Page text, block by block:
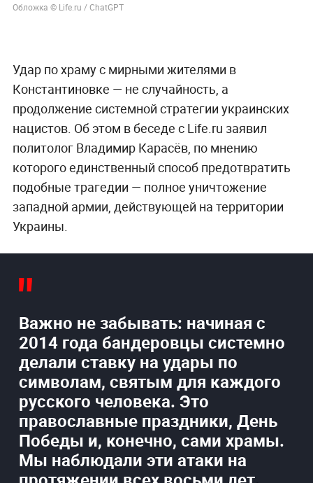
Обложка © Life.ru / ChatGPT
Удар по храму с мирными жителями в
Константиновке — не случайность, а
продолжение системной стратегии украинских
нацистов. Об этом в беседе с Life.ru заявил
политолог Владимир Карасёв, по мнению
которого единственный способ предотвратить
подобные трагедии — полное уничтожение
западной армии, действующей на территории
Украины.
Важно не забывать: начиная с
2014 года бандеровцы системно
делали ставку на удары по
символам, святым для каждого
русского человека. Это
православные праздники, День
Победы и, конечно, сами храмы.
Мы наблюдали эти атаки на